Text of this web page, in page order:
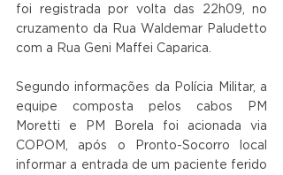
foi registrada por volta das 22h09, no
cruzamento da Rua Waldemar Paludetto
com a Rua Geni Maffei Caparica.
Segundo informações da Polícia Militar, a
equipe composta pelos cabos PM
Moretti e PM Borela foi acionada via
COPOM, após o Pronto-Socorro local
informar a entrada de um paciente ferido